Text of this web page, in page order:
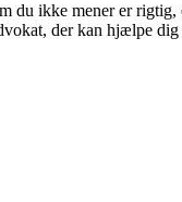
ikke mener er
der kan hjælpe